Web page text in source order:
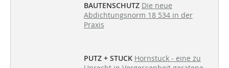
BAUTENSCHUTZ Die neue
Abdichtungsnorm 18 534 in der
Praxis
PUTZ + STUCK Hornstuck - eine zu